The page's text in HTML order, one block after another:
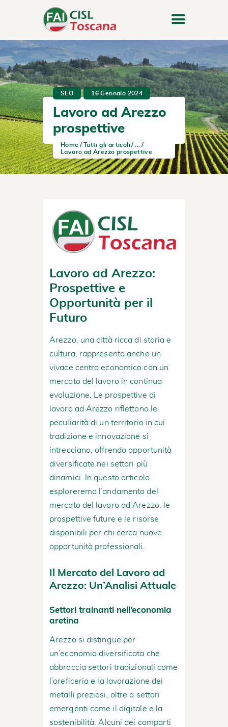
SEO 16 Gennaio 2024
Lavoro ad Arezzo
prospettive
Home Tutti gli articoli
Lavoro ad Arezzo prospettive
Lavoro ad Arezzo:
Prospettive e
Opportunità per il
Futuro
Arezzo, una città ricca di storia e
cultura, rappresenta anche un
vivace centro economico con un
mercato del lavoro in continua
evoluzione. Le prospettive di
lavoro ad Arezzo riflettono le
peculiarità di un territorio in cui
tradizione e innovazione si
intrecciano, offrendo opportunità
diversificate nei settori più
dinamici. In questo articolo
esploreremo l’andamento del
mercato del lavoro ad Arezzo, le
prospettive future e le risorse
disponibili per chi cerca nuove
opportunità professionali.
Il Mercato del Lavoro ad
Arezzo: Un’Analisi Attuale
Settori trainanti nell’economia
aretina
Arezzo si distingue per
un’economia diversificata che
abbraccia settori tradizionali come
l’oreficeria e la lavorazione dei
metalli preziosi, oltre a settori
emergenti come il digitale e la
sostenibilità. Alcuni dei comparti